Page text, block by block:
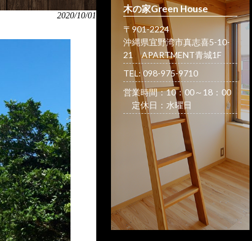
2020/10/01
木の家Green House
〒901-2224
沖縄県宜野湾市真志喜5-10-
21 APARTMENT青城1F
TEL: 098-975-9710
営業時間：10：00～18：00
定休日：水曜日